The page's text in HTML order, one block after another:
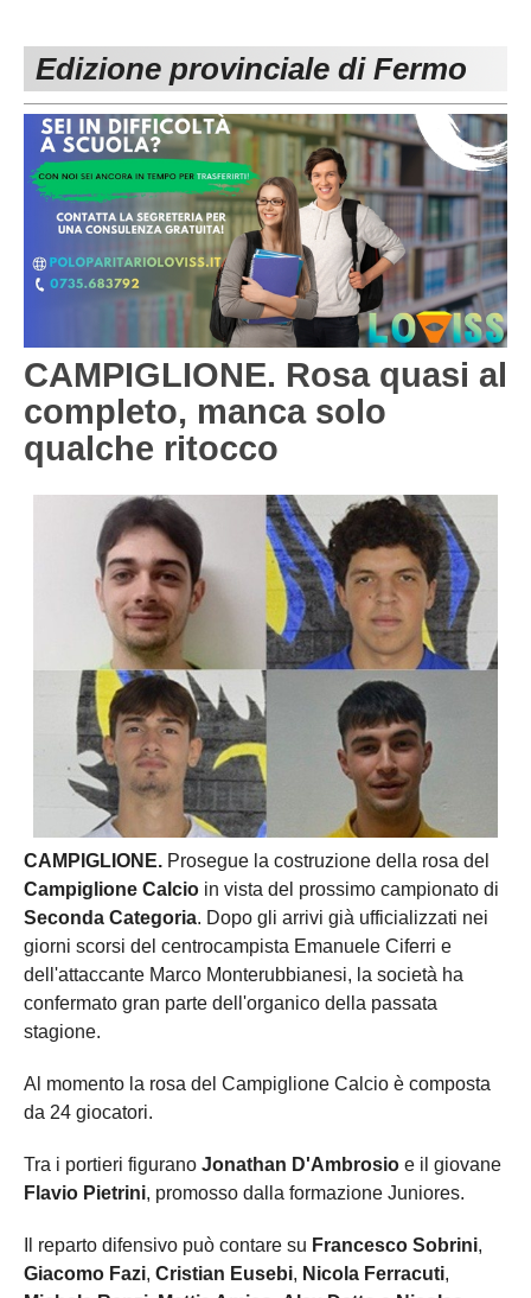
Carica la tua Rosa
1^ CATEGORIA
2^ CATEGORIA
3^ CATEGORIA
GIOVANILI
Edizione provinciale di Fermo
CAMPIGLIONE. Rosa quasi al
completo, manca solo
qualche ritocco
CAMPIGLIONE. Prosegue la costruzione della rosa del
Campiglione Calcio in vista del prossimo campionato di
Seconda Categoria. Dopo gli arrivi già ufficializzati nei
giorni scorsi del centrocampista Emanuele Ciferri e
dell'attaccante Marco Monterubbianesi, la società ha
confermato gran parte dell'organico della passata
stagione.
Al momento la rosa del Campiglione Calcio è composta
da 24 giocatori.
Tra i portieri figurano Jonathan D'Ambrosio e il giovane
Flavio Pietrini, promosso dalla formazione Juniores.
Il reparto difensivo può contare su Francesco Sobrini,
Giacomo Fazi, Cristian Eusebi, Nicola Ferracuti,